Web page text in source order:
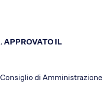
APPROVATO IL
di Amministrazione